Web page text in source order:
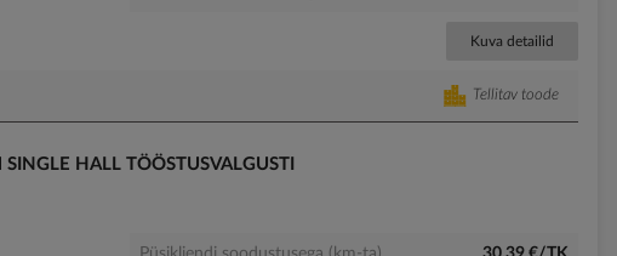
Kuva detailid
Tellitav toode
HALL TÖÖSTUSVALGUSTI